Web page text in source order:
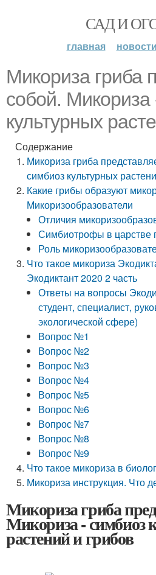
САД И
главная новости
Микориза гриба
собой. Микориза
культурных
Содержание
Микориза гриба
симбиоз культурных
Какие грибы образуют
Микоризообразователи
Отличия
Симбиотрофы в царстве
Роль
Что такое микориза
Экодиктант 2020 2 часть
Ответы на вопросы
студент, специалист,
экологической сфере)
Вопрос №1
Вопрос №2
Вопрос №3
Вопрос №4
Вопрос №5
Вопрос №6
Вопрос №7
Вопрос №8
Вопрос №9
Что такое микориза в
Микориза инструкция. Что
Микориза гриба
Микориза - симбиоз
растений и грибов